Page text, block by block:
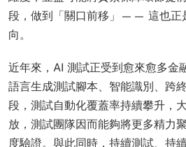
段，做到「關口前移」—— 這也正
向。
近年來，AI 測試正受到愈來愈多金
語言生成測試腳本、智能識別、跨
段，測試自動化覆蓋率持續攀升，
放，測試團隊因而能夠將更多精力
度驗證。與此同時，持續測試、持